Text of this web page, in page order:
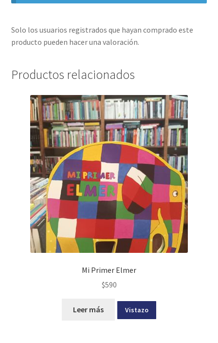
Solo los usuarios registrados que hayan comprado este
producto pueden hacer una valoración.
Productos relacionados
Mi Primer Elmer
$590
Leer más Vistazo